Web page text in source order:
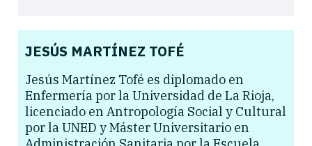
JESÚS MARTÍNEZ TOFÉ
Jesús Martínez Tofé es diplomado en
Enfermería por la Universidad de La Rioja,
licenciado en Antropología Social y Cultural
por la UNED y Máster Universitario en